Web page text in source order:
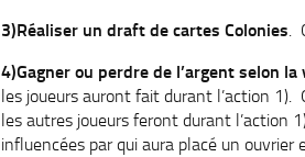
3)Réaliser un draft de cartes Colonies.
4)Gagner ou perdre de l’argent selon
les joueurs auront fait durant l’action
les autres joueurs feront durant l’action
influencées par qui aura placé un